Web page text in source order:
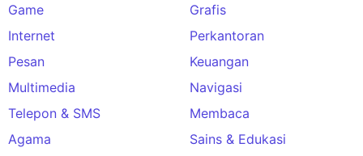
Game
Grafis
Internet
Perkantoran
Pesan
Keuangan
Multimedia
Navigasi
Telepon & SMS
Membaca
Agama
Sains & Edukasi